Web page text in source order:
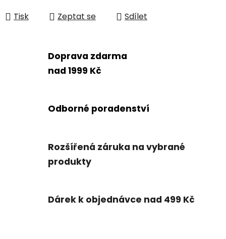
Tisk Zeptat se Sdílet
Doprava zdarma
nad 1999 Kč
Odborné poradenství
Rozšířená záruka na vybrané
produkty
Dárek k objednávce nad 499 Kč